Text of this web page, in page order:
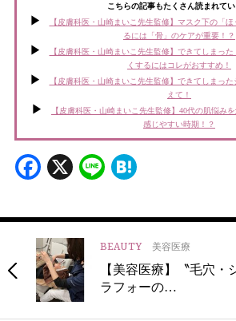
こちらの記事もたくさん読まれて
【皮膚科医・山崎まいこ先生監修】マスク下の「
るには「骨」のケアが重要！？
【皮膚科医・山崎まいこ先生監修】できてしまっ
くするにはコレがおすすめ！
【皮膚科医・山崎まいこ先生監修】できてしまっ
えて！
【皮膚科医・山崎まいこ先生監修】40代の肌悩み
感じやすい時期！？
Facebook
X Line
BEAUTY 美容医療
【美容医療】〝毛穴・
ラフォーの…